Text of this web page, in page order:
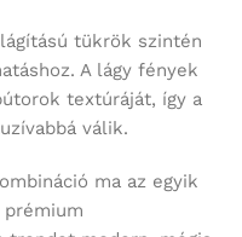
tükrök szintén
A lágy fények
textúráját, így a
válik.
ma az egyik